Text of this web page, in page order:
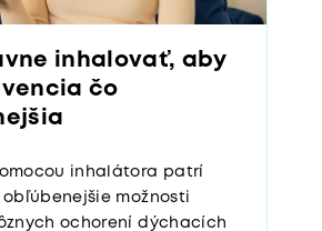
inhalovať, aby
čo
inhalátora patrí
možnosti
ochorení dýchacích